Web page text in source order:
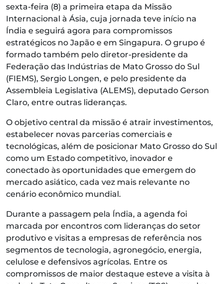
sexta-feira (8) a primeira etapa da Missão
Internacional à Ásia, cuja jornada teve início na
Índia e seguirá agora para compromissos
estratégicos no Japão e em Singapura. O grupo é
formado também pelo diretor-presidente da
Federação das Indústrias de Mato Grosso do Sul
(FIEMS), Sergio Longen, e pelo presidente da
Assembleia Legislativa (ALEMS), deputado Gerson
Claro, entre outras lideranças.
O objetivo central da missão é atrair investimentos,
estabelecer novas parcerias comerciais e
tecnológicas, além de posicionar Mato Grosso do Sul
como um Estado competitivo, inovador e
conectado às oportunidades que emergem do
mercado asiático, cada vez mais relevante no
cenário econômico mundial.
Durante a passagem pela Índia, a agenda foi
marcada por encontros com lideranças do setor
produtivo e visitas a empresas de referência nos
segmentos de tecnologia, agronegócio, energia,
celulose e defensivos agrícolas. Entre os
compromissos de maior destaque esteve a visita à